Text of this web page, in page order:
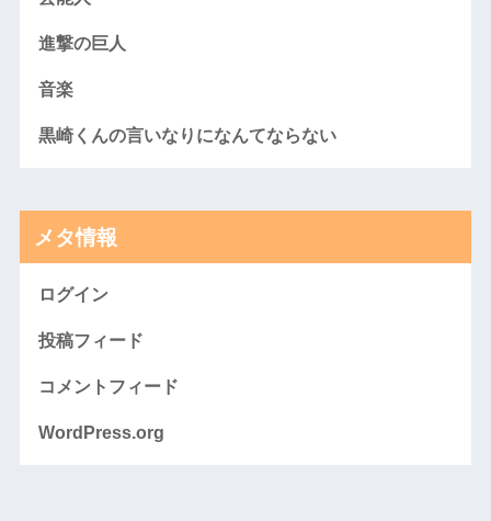
進撃の巨人
音楽
黒崎くんの言いなりになんてならない
メタ情報
ログイン
投稿フィード
コメントフィード
WordPress.org